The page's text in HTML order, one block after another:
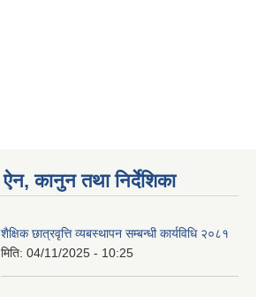
ऐन, कानुन तथा निर्देशिका
शैक्षिक छात्रवृत्ति व्यबस्थापन सम्बन्धी कार्यविधि २०८१
मिति: 04/11/2025 - 10:25